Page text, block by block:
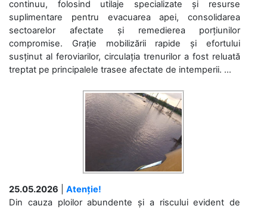
continuu, folosind utilaje specializate și resurse
suplimentare pentru evacuarea apei, consolidarea
sectoarelor afectate și remedierea porțiunilor
compromise. Grație mobilizării rapide și efortului
susținut al feroviarilor, circulația trenurilor a fost reluată
treptat pe principalele trasee afectate de intemperii. ...
25.05.2026
Atenție!
Din cauza ploilor abundente și a riscului evident de